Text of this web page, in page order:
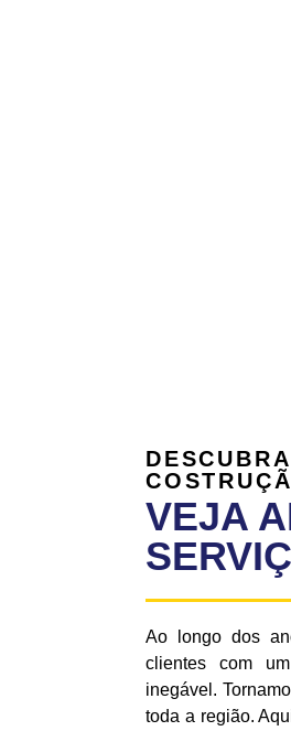
VEJA
Ao longo dos
clientes com
inegável.
toda a região.